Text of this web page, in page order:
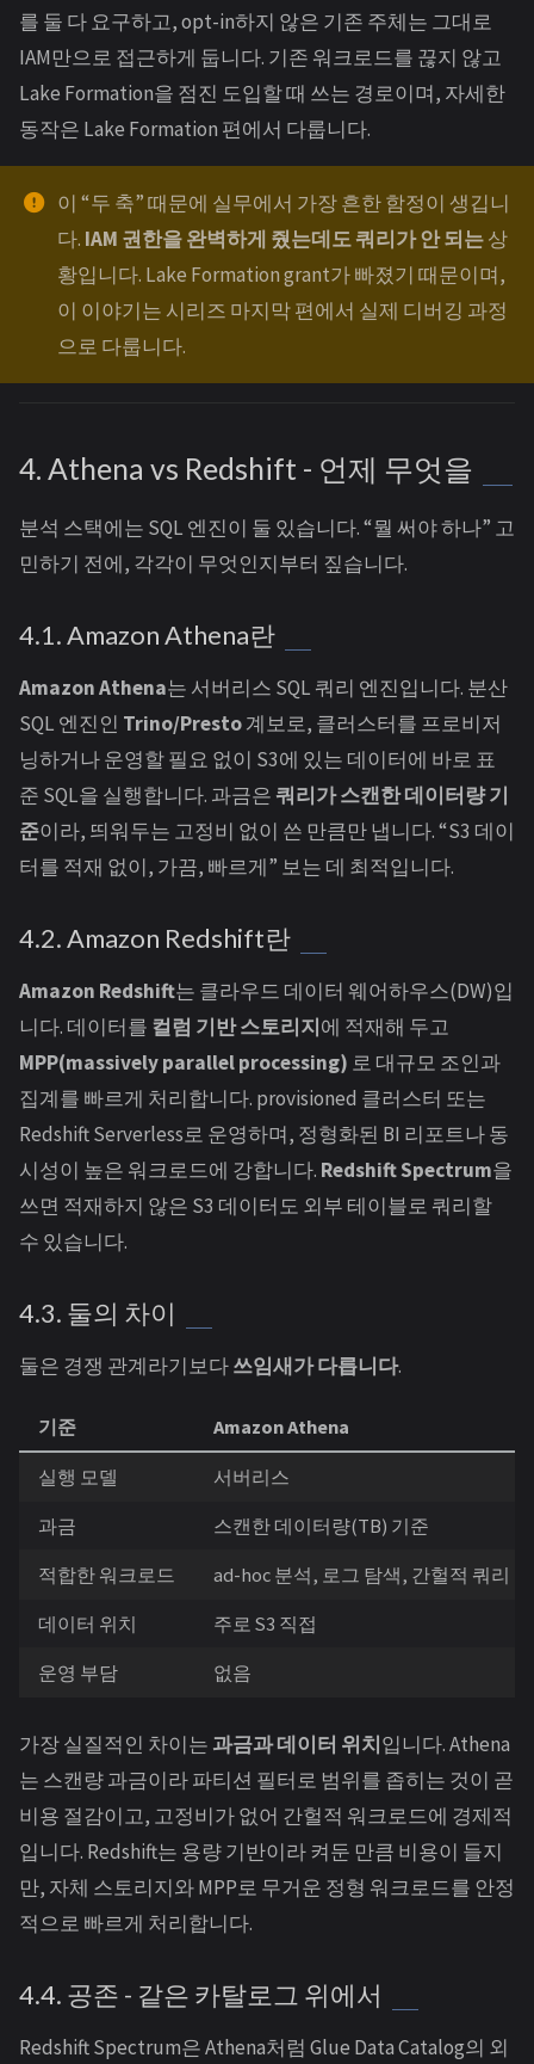
를 둘 다 요구하고, opt-in하지 않은 기존 주체는 그대로
IAM만으로 접근하게 둡니다. 기존 워크로드를 끊지 않고
Lake Formation을 점진 도입할 때 쓰는 경로이며, 자세한
동작은 Lake Formation 편에서 다룹니다.
이 “두 축” 때문에 실무에서 가장 흔한 함정이 생깁니
다. IAM 권한을 완벽하게 줬는데도 쿼리가 안 되는상
황입니다. Lake Formation grant가 빠졌기 때문이며,
이 이야기는 시리즈 마지막 편에서 실제 디버깅 과정
으로 다룹니다.
4. Athena vs Redshift - 언제 무엇을
분석 스택에는 SQL 엔진이 둘 있습니다. “뭘 써야 하나” 고
민하기 전에, 각각이 무엇인지부터 짚습니다.
4.1. Amazon Athena란
Amazon Athena는 서버리스 SQL 쿼리 엔진입니다. 분산
SQL 엔진인 Trino/Presto계보로, 클러스터를 프로비저
닝하거나 운영할 필요 없이 S3에 있는 데이터에 바로 표
준 SQL을 실행합니다. 과금은쿼리가 스캔한 데이터량 기
준이라, 띄워두는 고정비 없이 쓴 만큼만 냅니다. “S3 데이
터를 적재 없이, 가끔, 빠르게” 보는 데 최적입니다.
4.2. Amazon Redshift란
Amazon Redshift는 클라우드 데이터 웨어하우스(DW)입
니다. 데이터를 컬럼 기반 스토리지에 적재해 두고
MPP(massively parallel processing) 로 대규모 조인과
집계를 빠르게 처리합니다. provisioned 클러스터 또는
Redshift Serverless로 운영하며, 정형화된 BI 리포트나 동
시성이 높은 워크로드에 강합니다. Redshift Spectrum을
쓰면 적재하지 않은 S3 데이터도 외부 테이블로 쿼리할
수 있습니다.
4.3. 둘의 차이
둘은 경쟁 관계라기보다쓰임새가 다릅니다.
기준 Amazon Athena
실행 모델 서버리스
과금 스캔한 데이터량(TB) 기준
적합한 워크로드 ad-hoc 분석, 로그 탐색, 간헐적 쿼리
데이터 위치 주로 S3 직접
운영 부담 없음
가장 실질적인 차이는 과금과 데이터 위치입니다. Athena
는 스캔량 과금이라 파티션 필터로 범위를 좁히는 것이 곧
비용 절감이고, 고정비가 없어 간헐적 워크로드에 경제적
입니다. Redshift는 용량 기반이라 켜둔 만큼 비용이 들지
만, 자체 스토리지와 MPP로 무거운 정형 워크로드를 안정
적으로 빠르게 처리합니다.
4.4. 공존 - 같은 카탈로그 위에서
Redshift Spectrum은 Athena처럼 Glue Data Catalog의 외